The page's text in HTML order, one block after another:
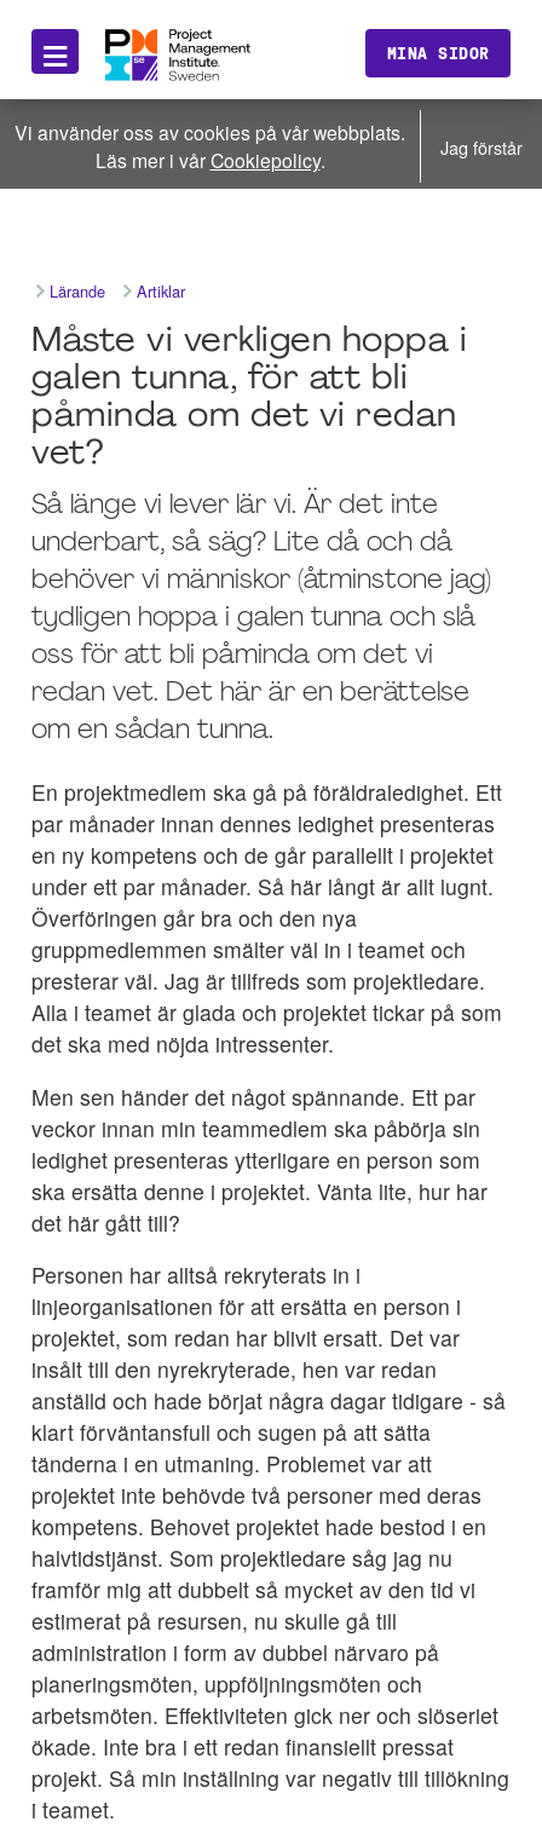
≡ MINA SIDOR
Vi använder oss av cookies på vår webbplats.
Läs mer i vårCookiepolicy. Jag förstår
Lärande Artiklar
Måste vi verkligen hoppa i
galen tunna, för att bli
påminda om det vi redan
vet?
Så länge vi lever lär vi. Är det inte
underbart, så säg? Lite då och då
behöver vi människor (åtminstone jag)
tydligen hoppa i galen tunna och slå
oss för att bli påminda om det vi
redan vet. Det här är en berättelse
om en sådan tunna.
En projektmedlem ska gå på föräldraledighet. Ett
par månader innan dennes ledighet presenteras
en ny kompetens och de går parallellt i projektet
under ett par månader. Så här långt är allt lugnt.
Överföringen går bra och den nya
gruppmedlemmen smälter väl in i teamet och
presterar väl. Jag är tillfreds som projektledare.
Alla i teamet är glada och projektet tickar på som
det ska med nöjda intressenter.
Men sen händer det något spännande. Ett par
veckor innan min teammedlem ska påbörja sin
ledighet presenteras ytterligare en person som
ska ersätta denne i projektet. Vänta lite, hur har
det här gått till?
Personen har alltså rekryterats in i
linjeorganisationen för att ersätta en person i
projektet, som redan har blivit ersatt. Det var
insålt till den nyrekryterade, hen var redan
anställd och hade börjat några dagar tidigare - så
klart förväntansfull och sugen på att sätta
tänderna i en utmaning. Problemet var att
projektet inte behövde två personer med deras
kompetens. Behovet projektet hade bestod i en
halvtidstjänst. Som projektledare såg jag nu
framför mig att dubbelt så mycket av den tid vi
estimerat på resursen, nu skulle gå till
administration i form av dubbel närvaro på
planeringsmöten, uppföljningsmöten och
arbetsmöten. Effektiviteten gick ner och slöseriet
ökade. Inte bra i ett redan finansiellt pressat
projekt. Så min inställning var negativ till tillökning
i teamet.